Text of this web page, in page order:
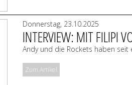
Donnerstag, 23.10.2025
INTERVIEW: MIT FILIPI
Andy und die Rockets haben seit
Zum Artikel